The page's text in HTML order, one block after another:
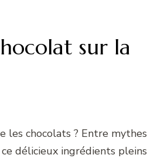
sur la
les chocolats ? Entre mythes
délicieux ingrédients pleins